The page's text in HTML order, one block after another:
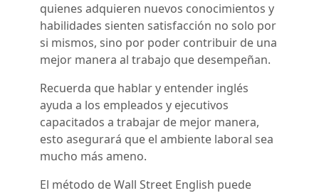
quienes adquieren nuevos conocimientos y
habilidades sienten satisfacción no solo por
si mismos, sino por poder contribuir de una
mejor manera al trabajo que desempeñan.
Recuerda que hablar y entender inglés
ayuda a los empleados y ejecutivos
capacitados a trabajar de mejor manera,
esto asegurará que el ambiente laboral sea
mucho más ameno.
El método de Wall Street English puede